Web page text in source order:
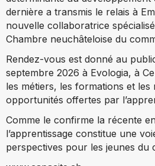
dernière a transmis le relais à
nouvelle collaboratrice
Chambre neuchâteloise du
Rendez-vous est donné au
septembre 2026 à Evologia, à
les métiers, les formations et les
opportunités offertes par
Comme le confirme la récente
l’apprentissage constitue une
perspectives pour les jeunes du